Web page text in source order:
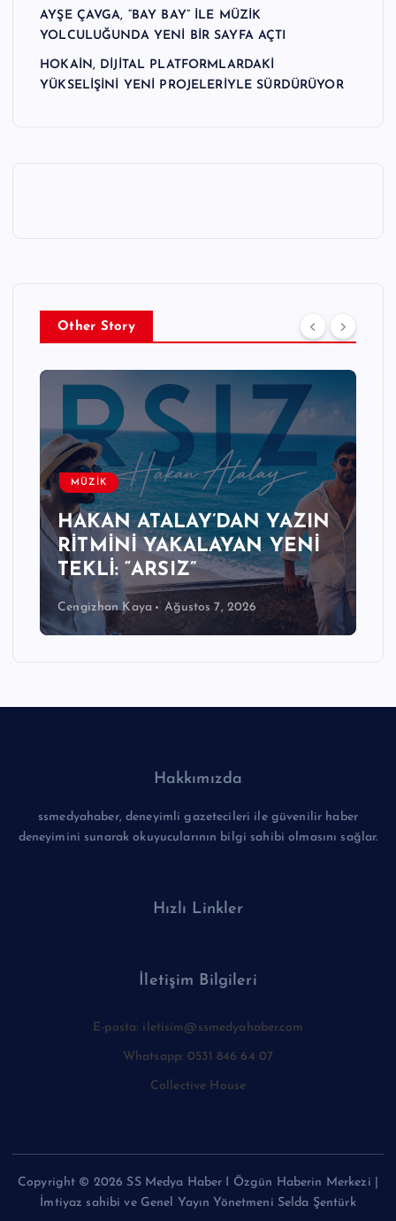
AYŞE ÇAVGA, “BAY BAY” İLE MÜZİK
YOLCULUĞUNDA YENİ BİR SAYFA AÇTI
HOKAİN, DİJİTAL PLATFORMLARDAKİ
YÜKSELİŞİNİ YENİ PROJELERİYLE SÜRDÜRÜYOR
Other Story
MÜZİK
HAKAN ATALAY’DAN YAZIN
RİTMİNİ YAKALAYAN YENİ
TEKLİ: “ARSIZ”
Cengizhan Kaya Ağustos 7, 2026
Hakkımızda
ssmedyahaber, deneyimli gazetecileri ile güvenilir haber
deneyimini sunarak okuyucularının bilgi sahibi olmasını sağlar.
Hızlı Linkler
İletişim Bilgileri
E-posta: iletisim@ssmedyahaber.com
Whatsapp: 0531 846 64 07
Collective House
Copyright © 2026 SS Medya Haber I Özgün Haberin Merkezi |
İmtiyaz sahibi ve Genel Yayın Yönetmeni Selda Şentürk